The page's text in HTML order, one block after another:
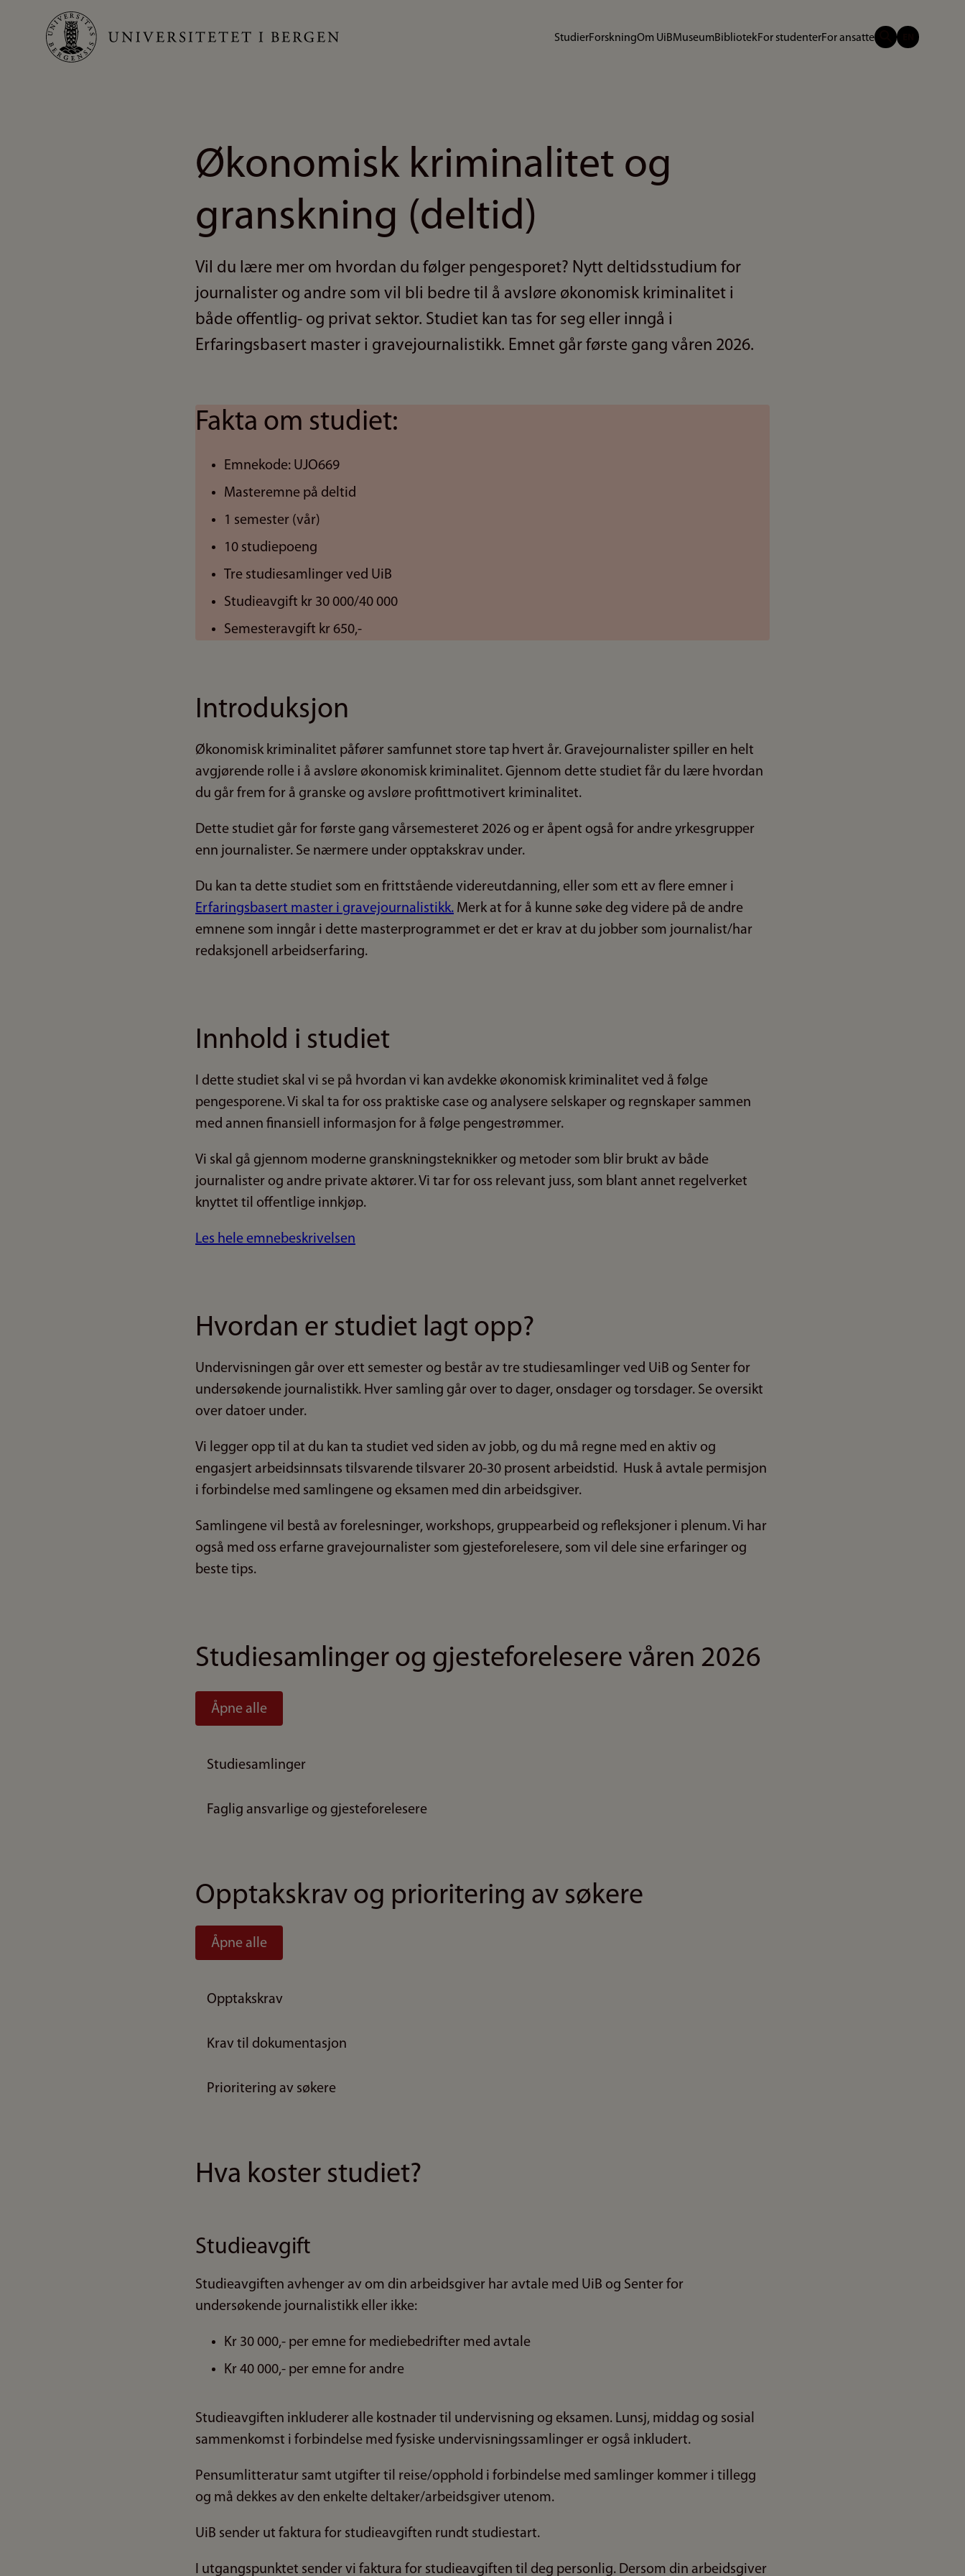
Hopp
StudierForskningOm UiBMuseumBibliotekFor studenterFor ansatte
Økonomisk kriminalitet og
granskning (deltid)
Vil du lære mer om hvordan du følger pengesporet? Nytt deltidsstudium for
journalister og andre som vil bli bedre til å avsløre økonomisk kriminalitet i
både offentlig- og privat sektor. Studiet kan tas for seg eller inngå i
Erfaringsbasert master i gravejournalistikk. Emnet går første gang våren 2026.
Fakta om studiet:
Emnekode: UJO669
Masteremne på deltid
1 semester (vår)
10 studiepoeng
Tre studiesamlinger ved UiB
Studieavgift kr 30 000/40 000
Semesteravgift kr 650,-
Introduksjon
Økonomisk kriminalitet påfører samfunnet store tap hvert år. Gravejournalister spiller en helt
avgjørende rolle i å avsløre økonomisk kriminalitet. Gjennom dette studiet får du lære hvordan
du går frem for å granske og avsløre profittmotivert kriminalitet.
Dette studiet går for første gang vårsemesteret 2026 og er åpent også for andre yrkesgrupper
enn journalister. Se nærmere under opptakskrav under.
Du kan ta dette studiet som en frittstående videreutdanning, eller som ett av flere emner i
Erfaringsbasert master i gravejournalistikk. Merk at for å kunne søke deg videre på de andre
emnene som inngår i dette masterprogrammet er det er krav at du jobber som journalist/har
redaksjonell arbeidserfaring.
Innhold i studiet
I dette studiet skal vi se på hvordan vi kan avdekke økonomisk kriminalitet ved å følge
pengesporene. Vi skal ta for oss praktiske case og analysere selskaper og regnskaper sammen
med annen finansiell informasjon for å følge pengestrømmer.
Vi skal gå gjennom moderne granskningsteknikker og metoder som blir brukt av både
journalister og andre private aktører. Vi tar for oss relevant juss, som blant annet regelverket
knyttet til offentlige innkjøp.
Les hele emnebeskrivelsen
Hvordan er studiet lagt opp?
Undervisningen går over ett semester og består av tre studiesamlinger ved UiB og Senter for
undersøkende journalistikk. Hver samling går over to dager, onsdager og torsdager. Se oversikt
over datoer under.
Vi legger opp til at du kan ta studiet ved siden av jobb, og du må regne med en aktiv og
engasjert arbeidsinnsats tilsvarende tilsvarer 20-30 prosent arbeidstid. Husk å avtale permisjon
i forbindelse med samlingene og eksamen med din arbeidsgiver.
Samlingene vil bestå av forelesninger, workshops, gruppearbeid og refleksjoner i plenum. Vi har
også med oss erfarne gravejournalister som gjesteforelesere, som vil dele sine erfaringer og
beste tips.
Studiesamlinger og gjesteforelesere våren 2026
Åpne alle
Studiesamlinger
Faglig ansvarlige og gjesteforelesere
Opptakskrav og prioritering av søkere
Åpne alle
Opptakskrav
Krav til dokumentasjon
Prioritering av søkere
Hva koster studiet?
Studieavgift
Studieavgiften avhenger av om din arbeidsgiver har avtale med UiB og Senter for
undersøkende journalistikk eller ikke:
Kr 30 000,- per emne for mediebedrifter med avtale
Kr 40 000,- per emne for andre
Studieavgiften inkluderer alle kostnader til undervisning og eksamen. Lunsj, middag og sosial
sammenkomst i forbindelse med fysiske undervisningssamlinger er også inkludert.
Pensumlitteratur samt utgifter til reise/opphold i forbindelse med samlinger kommer i tillegg
og må dekkes av den enkelte deltaker/arbeidsgiver utenom.
UiB sender ut faktura for studieavgiften rundt studiestart.
I utgangspunktet sender vi faktura for studieavgiften til deg personlig. Dersom din arbeidsgiver